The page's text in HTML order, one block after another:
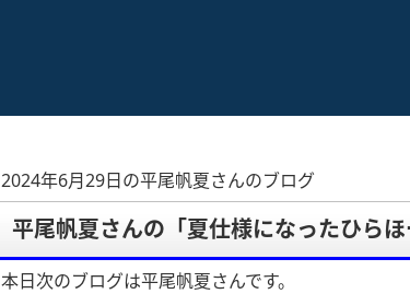
2024年6月29日の平尾帆夏さんのブログ
平尾帆夏さんの「夏仕様になったひらほ
本日次のブログは平尾帆夏さんです。